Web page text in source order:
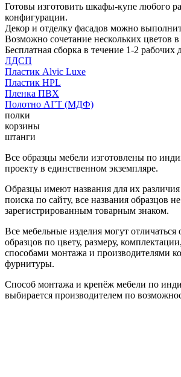
Готовы изготовить шкафы-купе любого
конфигурации.
Декор и отделку фасадов можно
Возможно сочетание нескольких цветов
Бесплатная сборка в течение 1-2 рабочих
ЛДСП
Пластик Alvic Luxe
Пластик HPL
Пленка ПВХ
Полотно АГТ (МДФ)
полки
корзины
штанги
Все образцы мебели изготовлены по
проекту в единственном экземпляре.
Образцы имеют названия для их
поиска по сайту, все названия образцов
зарегистрированным товарным знаком.
Все мебельные изделия могут отличаться
образцов по цвету, размеру,
способами монтажа и производителями
фурнитуры.
Способ монтажа и крепёж мебели по
выбирается производителем по